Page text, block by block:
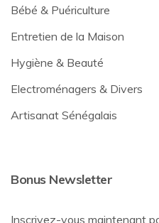
Bébé & Puériculture
Entretien de la Maison
Hygiène & Beauté
Electroménagers & Divers
Artisanat Sénégalais
Bonus Newsletter
Inscrivez-vous maintenant